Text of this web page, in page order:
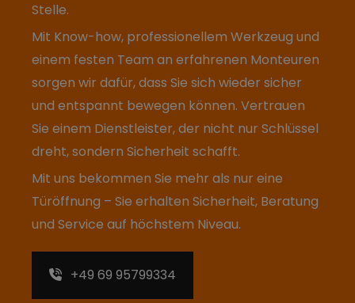
Stelle.
Mit Know-how, professionellem Werkzeug und
einem festen Team an erfahrenen Monteuren
sorgen wir dafür, dass Sie sich wieder sicher
und entspannt bewegen können. Vertrauen
Sie einem Dienstleister, der nicht nur Schlüssel
dreht, sondern Sicherheit schafft.
Mit uns bekommen Sie mehr als nur eine
Türöffnung – Sie erhalten Sicherheit, Beratung
und Service auf höchstem Niveau.
+49 69 95799334